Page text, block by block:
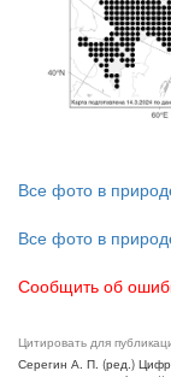
Все фото в
Все фото в
Сообщить об
Цитировать для
Серегин А. П. (ред.)